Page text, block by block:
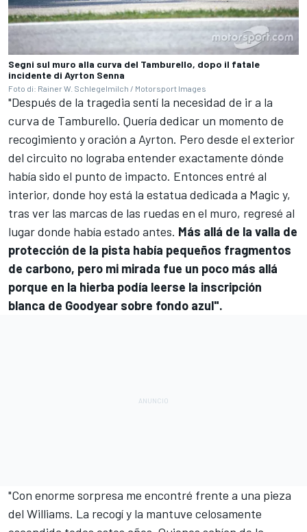
Segni sul muro alla curva del Tamburello, dopo il fatale
incidente di Ayrton Senna
Foto di: Rainer W. Schlegelmilch / Motorsport Images
"Después de la tragedia sentí la necesidad de ir a la
curva de Tamburello. Quería dedicar un momento de
recogimiento y oración a Ayrton. Pero desde el exterior
del circuito no lograba entender exactamente dónde
había sido el punto de impacto. Entonces entré al
interior, donde hoy está la estatua dedicada a Magic y,
tras ver las marcas de las ruedas en el muro, regresé al
lugar donde había estado antes. Más allá de la valla de
protección de la pista había pequeños fragmentos
de carbono, pero mi mirada fue un poco más allá
porque en la hierba podía leerse la inscripción
blanca de Goodyear sobre fondo azul".
"Con enorme sorpresa me encontré frente a una pieza
del Williams. La recogí y la mantuve celosamente